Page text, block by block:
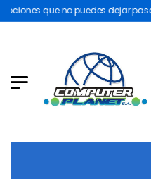
que no puedes dejar pasar